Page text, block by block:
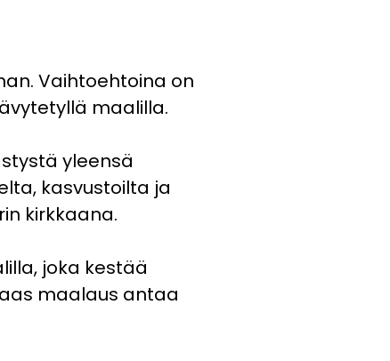
Vaihtoehtoina on
maalilla.
yleensä
kasvustoilta ja
kirkkaana.
joka kestää
maalaus antaa